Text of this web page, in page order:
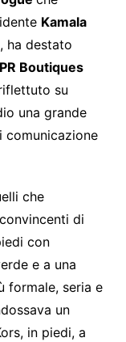
Kamala
ha destato
PR Boutiques
su
una grande
comunicazione
che
di
con
e a una
formale, seria e
un
in piedi, a